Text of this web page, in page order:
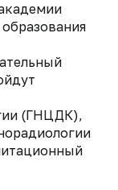
(ГНЦДК),